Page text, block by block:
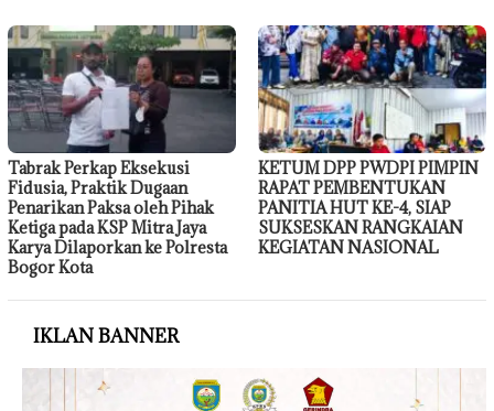
Tabrak Perkap Eksekusi
Fidusia, Praktik Dugaan
Penarikan Paksa oleh Pihak
Ketiga pada KSP Mitra Jaya
Karya Dilaporkan ke Polresta
Bogor Kota
KETUM DPP PWDPI PIMPIN
RAPAT PEMBENTUKAN
PANITIA HUT KE-4, SIAP
SUKSESKAN RANGKAIAN
KEGIATAN NASIONAL
IKLAN BANNER